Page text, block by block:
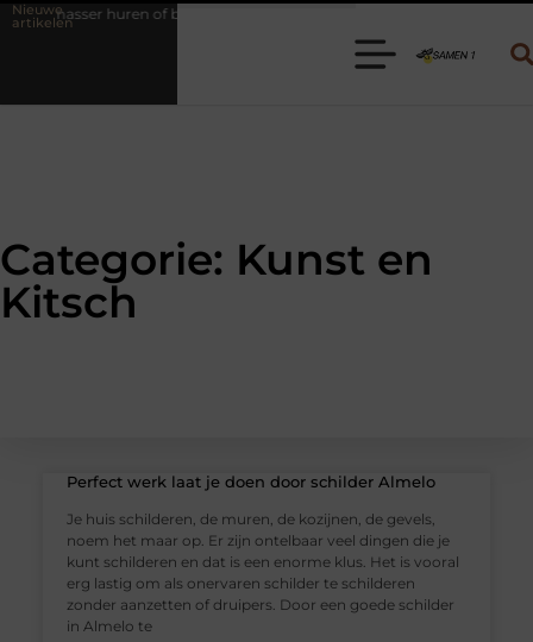
Nieuwe
artikelenhuren of bagagewagen huren? Kies de juiste aanhanger voor
Categorie: Kunst en
Kitsch
Perfect werk laat je doen door schilder Almelo
Je huis schilderen, de muren, de kozijnen, de gevels,
noem het maar op. Er zijn ontelbaar veel dingen die je
kunt schilderen en dat is een enorme klus. Het is vooral
erg lastig om als onervaren schilder te schilderen
zonder aanzetten of druipers. Door een goede schilder
in Almelo te